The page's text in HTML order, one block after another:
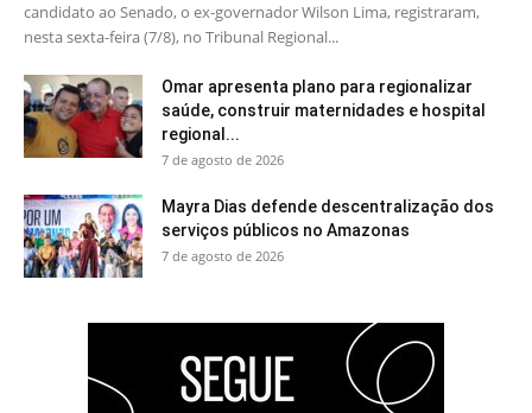
candidato ao Senado, o ex-governador Wilson Lima, registraram,
nesta sexta-feira (7/8), no Tribunal Regional...
Omar apresenta plano para regionalizar
saúde, construir maternidades e hospital
regional...
7 de agosto de 2026
Mayra Dias defende descentralização dos
serviços públicos no Amazonas
7 de agosto de 2026